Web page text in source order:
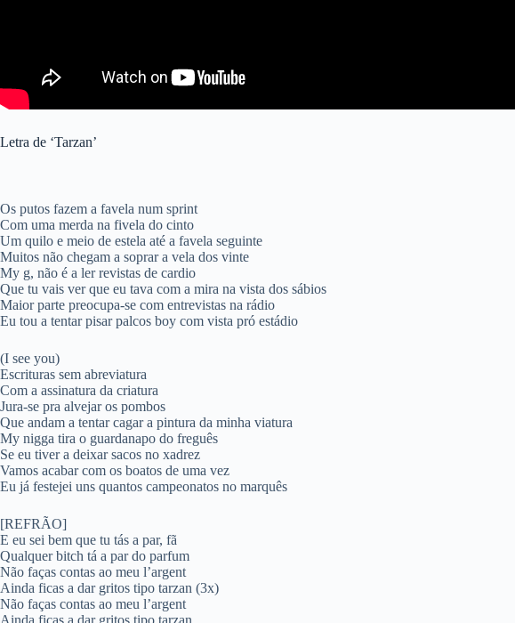
Letra de ‘Tarzan’
Os putos fazem a favela num sprint
Com uma merda na fivela do cinto
Um quilo e meio de estela até a favela seguinte
Muitos não chegam a soprar a vela dos vinte
My g, não é a ler revistas de cardio
Que tu vais ver que eu tava com a mira na vista dos sábios
Maior parte preocupa-se com entrevistas na rádio
Eu tou a tentar pisar palcos boy com vista pró estádio
(I see you)
Escrituras sem abreviatura
Com a assinatura da criatura
Jura-se pra alvejar os pombos
Que andam a tentar cagar a pintura da minha viatura
My nigga tira o guardanapo do freguês
Se eu tiver a deixar sacos no xadrez
Vamos acabar com os boatos de uma vez
Eu já festejei uns quantos campeonatos no marquês
[REFRÃO]
E eu sei bem que tu tás a par, fã
Qualquer bitch tá a par do parfum
Não faças contas ao meu l’argent
Ainda ficas a dar gritos tipo tarzan (3x)
Não faças contas ao meu l’argent
Ainda ficas a dar gritos tipo tarzan